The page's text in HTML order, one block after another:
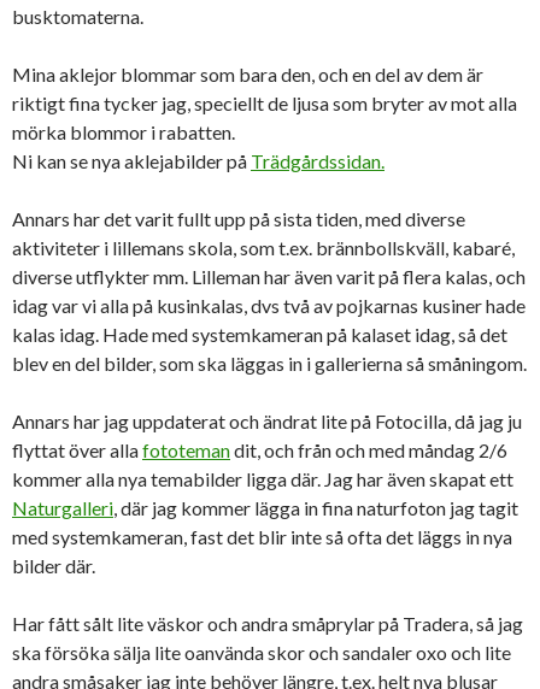
busktomaterna.
Mina aklejor blommar som bara den, och en del av dem är
riktigt fina tycker jag, speciellt de ljusa som bryter av mot alla
mörka blommor i rabatten.
Ni kan se nya aklejabilder på Trädgårdssidan.
Annars har det varit fullt upp på sista tiden, med diverse
aktiviteter i lillemans skola, som t.ex. brännbollskväll, kabaré,
diverse utflykter mm. Lilleman har även varit på flera kalas, och
idag var vi alla på kusinkalas, dvs två av pojkarnas kusiner hade
kalas idag. Hade med systemkameran på kalaset idag, så det
blev en del bilder, som ska läggas in i gallerierna så småningom.
Annars har jag uppdaterat och ändrat lite på Fotocilla, då jag ju
flyttat över allafototemandit, och från och med måndag 2/6
kommer alla nya temabilder ligga där. Jag har även skapat ett
Naturgalleri, där jag kommer lägga in fina naturfoton jag tagit
med systemkameran, fast det blir inte så ofta det läggs in nya
bilder där.
Har fått sålt lite väskor och andra småprylar på Tradera, så jag
ska försöka sälja lite oanvända skor och sandaler oxo och lite
andra småsaker jag inte behöver längre, t.ex. helt nya blusar